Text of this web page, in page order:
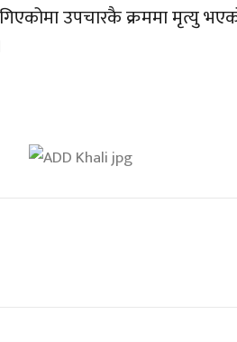
उपचारकै क्रममा मृत्यु